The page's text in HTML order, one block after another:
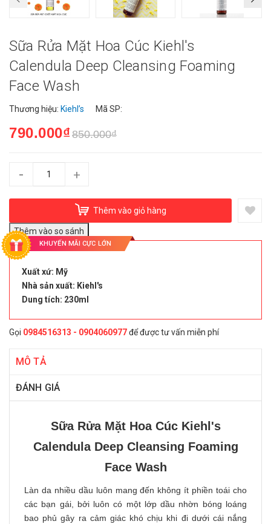
Sữa Rửa Mặt Hoa Cúc Kiehl's
Calendula Deep Cleansing Foaming
Face Wash
Thương hiệu: Kiehl’s Mã SP:
790.000₫850.000₫
- +
Thêm vào giỏ hàng
KHUYẾN MÃI CỰC LỚN
Xuất xứ: Mỹ
Nhà sản xuất: Kiehl's
Dung tích: 230ml
Gọi 0984516313 - 0904060977để được tư vấn miễn phí
MÔ TẢ
ĐÁNH GIÁ
Sữa Rửa Mặt Hoa Cúc Kiehl's
Calendula Deep Cleansing Foaming
Face Wash
Làn da nhiều dầu luôn mang đến không ít phiền toái cho
các bạn gái, bởi luôn có một lớp dầu nhờn bóng loáng
bao phủ gây ra cảm giác khó chịu khi đi dưới cái nắng